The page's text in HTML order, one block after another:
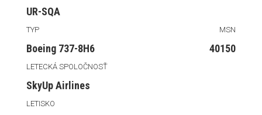
UR-SQA
TYP MSN
Boeing 737-8H6 40150
LETECKÁ SPOLOČNOSŤ
SkyUp Airlines
LETISKO